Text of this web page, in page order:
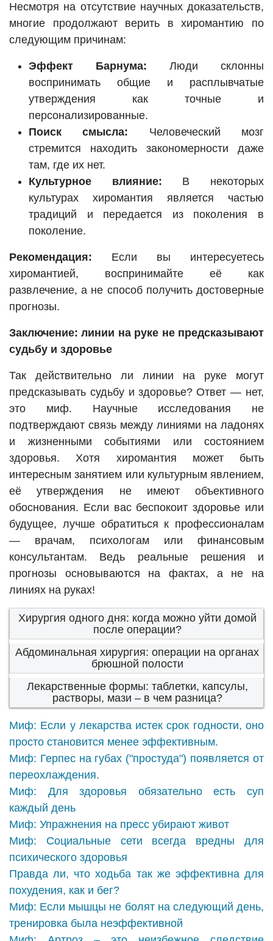
Несмотря на отсутствие научных доказательств,
многие продолжают верить в хиромантию по
следующим причинам:
Эффект Барнума: Люди склонны
воспринимать общие и расплывчатые
утверждения как точные и
персонализированные.
Поиск смысла: Человеческий мозг
стремится находить закономерности даже
там, где их нет.
Культурное влияние: В некоторых
культурах хиромантия является частью
традиций и передается из поколения в
поколение.
Рекомендация: Если вы интересуетесь
хиромантией, воспринимайте её как
развлечение, а не способ получить достоверные
прогнозы.
Заключение: линии на руке не предсказывают
судьбу и здоровье
Так действительно ли линии на руке могут
предсказывать судьбу и здоровье? Ответ — нет,
это миф. Научные исследования не
подтверждают связь между линиями на ладонях
и жизненными событиями или состоянием
здоровья. Хотя хиромантия может быть
интересным занятием или культурным явлением,
её утверждения не имеют объективного
обоснования. Если вас беспокоит здоровье или
будущее, лучше обратиться к профессионалам
— врачам, психологам или финансовым
консультантам. Ведь реальные решения и
прогнозы основываются на фактах, а не на
линиях на руках!
Хирургия одного дня: когда можно уйти домой
после операции?
Абдоминальная хирургия: операции на органах
брюшной полости
Лекарственные формы: таблетки, капсулы,
растворы, мази – в чем разница?
Миф: Если у лекарства истек срок годности, оно
просто становится менее эффективным.
Миф: Герпес на губах ("простуда") появляется от
переохлаждения.
Миф: Для здоровья обязательно есть суп
каждый день
Миф: Упражнения на пресс убирают живот
Миф: Социальные сети всегда вредны для
психического здоровья
Правда ли, что ходьба так же эффективна для
похудения, как и бег?
Миф: Если мышцы не болят на следующий день,
тренировка была неэффективной